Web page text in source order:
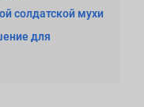
солдатской мухи
для